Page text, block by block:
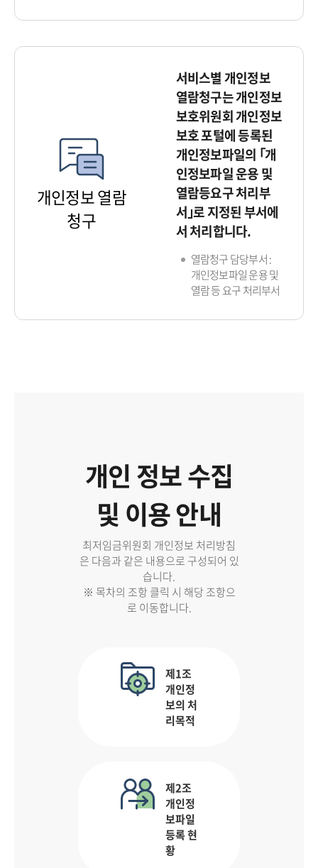
개인정보 열람
청구
서비스별 개인정보
열람청구는 개인정보
보호위원회 개인정보
보호 포털에 등록된
개인정보파일의 ｢개
인정보파일 운용 및
열람등요구 처리부
서｣로 지정된 부서에
서 처리합니다.
열람청구 담당부서 :
개인정보파일 운용 및
열람 등 요구 처리부서
개인 정보 수집
및 이용 안내
최저임금위원회 개인정보 처리방침
은 다음과 같은 내용으로 구성되어 있
습니다.
※ 목차의 조항 클릭 시 해당 조항으
로 이동합니다.
제1조
개인정
보의 처
리목적
제2조
개인정
보파일
등록 현
황